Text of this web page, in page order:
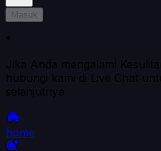
Masuk
*
Jika Anda mengalami
hubungi kami di Live Chat
selanjutnya
home